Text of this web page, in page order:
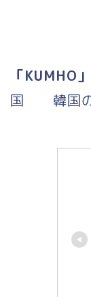
「KUMHO」
国 韓国